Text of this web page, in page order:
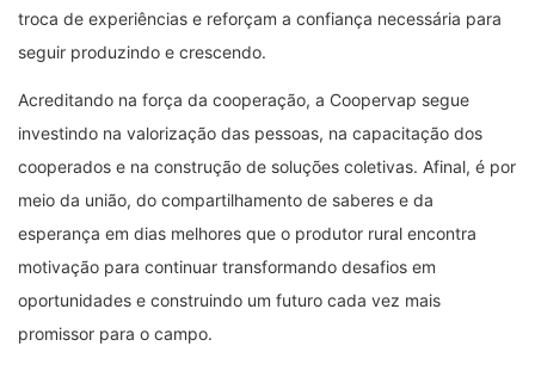
troca de experiências e reforçam a confiança necessária para
seguir produzindo e crescendo.
Acreditando na força da cooperação, a Coopervap segue
investindo na valorização das pessoas, na capacitação dos
cooperados e na construção de soluções coletivas. Afinal, é por
meio da união, do compartilhamento de saberes e da
esperança em dias melhores que o produtor rural encontra
motivação para continuar transformando desafios em
oportunidades e construindo um futuro cada vez mais
promissor para o campo.